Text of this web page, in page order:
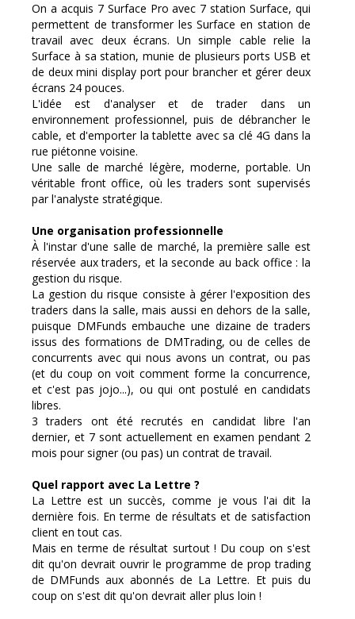
On a acquis 7 Surface Pro avec 7 station Surface, qui
permettent de transformer les Surface en station de
travail avec deux écrans. Un simple cable relie la
Surface à sa station, munie de plusieurs ports USB et
de deux mini display port pour brancher et gérer deux
écrans 24 pouces.
L'idée est d'analyser et de trader dans un
environnement professionnel, puis de débrancher le
cable, et d'emporter la tablette avec sa clé 4G dans la
rue piétonne voisine.
Une salle de marché légère, moderne, portable. Un
véritable front office, où les traders sont supervisés
par l'analyste stratégique.
Une organisation professionnelle
À l'instar d'une salle de marché, la première salle est
réservée aux traders, et la seconde au back office : la
gestion du risque.
La gestion du risque consiste à gérer l'exposition des
traders dans la salle, mais aussi en dehors de la salle,
puisque DMFunds embauche une dizaine de traders
issus des formations de DMTrading, ou de celles de
concurrents avec qui nous avons un contrat, ou pas
(et du coup on voit comment forme la concurrence,
et c'est pas jojo...), ou qui ont postulé en candidats
libres.
3 traders ont été recrutés en candidat libre l'an
dernier, et 7 sont actuellement en examen pendant 2
mois pour signer (ou pas) un contrat de travail.
Quel rapport avec La Lettre ?
La Lettre est un succès, comme je vous l'ai dit la
dernière fois. En terme de résultats et de satisfaction
client en tout cas.
Mais en terme de résultat surtout ! Du coup on s'est
dit qu'on devrait ouvrir le programme de prop trading
de DMFunds aux abonnés de La Lettre. Et puis du
coup on s'est dit qu'on devrait aller plus loin !